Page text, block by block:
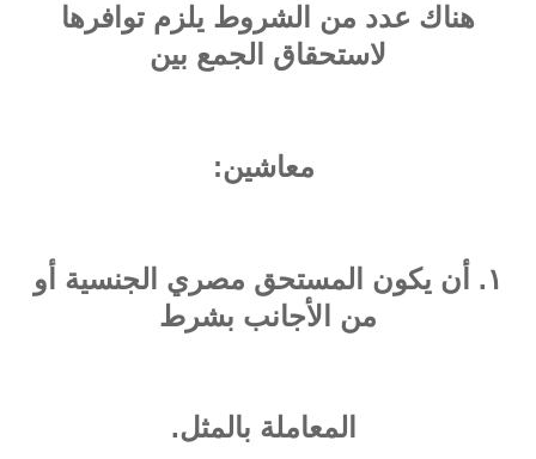
هناك عدد من الشروط يلزم توافرها
لاستحقاق الجمع بين
معاشين:
١. أن يكون المستحق مصري الجنسية أو
من الأجانب بشرط
المعاملة بالمثل.